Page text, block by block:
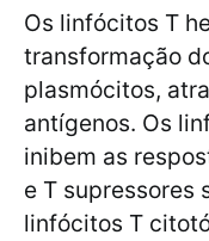
Os linfócitos T
transformação
plasmócitos,
antígenos. Os
inibem as
e T supressores
linfócitos T